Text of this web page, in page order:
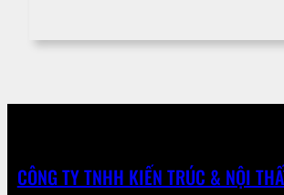
CÔNG TY TNHH KIẾN TRÚC & NỘI